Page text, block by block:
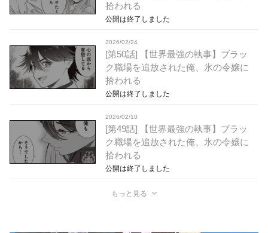
拾われる
公開は終了しました
2026/02/24
[第50話] 【世界最強の執事】ブラッ
ク職場を追放された俺、氷の令嬢に
拾われる
公開は終了しました
2026/02/10
[第49話] 【世界最強の執事】ブラッ
ク職場を追放された俺、氷の令嬢に
拾われる
公開は終了しました
もっと見る